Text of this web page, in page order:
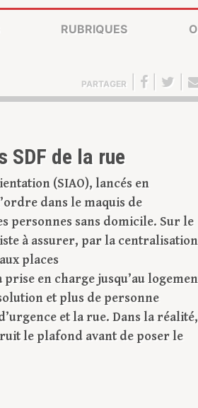
RUBRIQUES
PARTAGER
SDF de la rue
(SIAO), lancés en
dans le maquis de
personnes sans domicile. Sur le
à assurer, par la centralisation
places
en charge jusqu’au
et plus de personne
et la rue. Dans la réalité,
le plafond avant de poser le